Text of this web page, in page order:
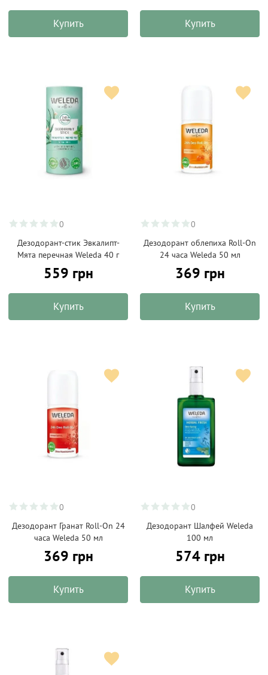
Купить Купить
0
Дезодорант-стик Эвкалипт-
Мята перечная Weleda 40 г
559 грн
Купить
0
Дезодорант облепиха Roll-On
24 часа Weleda 50 мл
369 грн
Купить
0
Дезодорант Гранат Roll-On 24
часа Weleda 50 мл
369 грн
Купить
0
Дезодорант Шалфей Weleda
100 мл
574 грн
Купить